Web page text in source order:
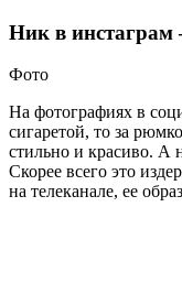
Ник в инстаграм
Фото
На фотографиях в
сигаретой, то за
стильно и красиво. А
Скорее всего это
на телеканале, ее